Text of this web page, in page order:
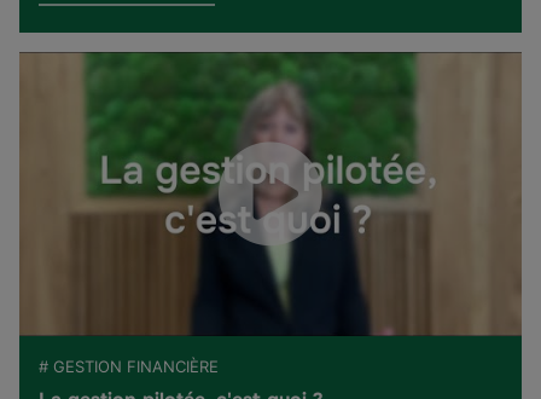
# GESTION FINANCIÈRE